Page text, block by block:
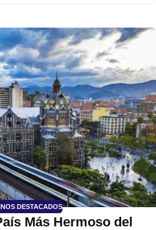
DESTACADOS
Más Hermoso del